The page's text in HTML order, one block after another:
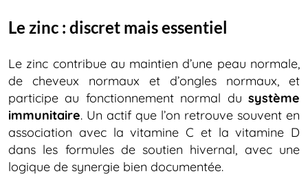
Le zinc : discret mais essentiel
Le zinc contribue au maintien d’une peau normale,
de cheveux normaux et d’ongles normaux, et
participe au fonctionnement normal du système
immunitaire. Un actif que l’on retrouve souvent en
association avec la vitamine C et la vitamine D
dans les formules de soutien hivernal, avec une
logique de synergie bien documentée.